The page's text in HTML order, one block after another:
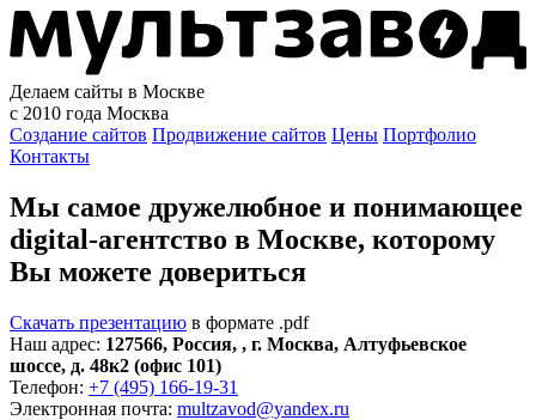
Делаем сайты в Москве
с 2010 года Москва
Создание сайтов Продвижение сайтов Цены Портфолио
Контакты
Мы самое дружелюбное и понимающее
digital-агентство в Москве, которому
Вы можете довериться
Скачать презентацию в формате .pdf
Наш адрес: 127566, Россия, , г. Москва, Алтуфьевское
шоссе, д. 48к2 (офис 101)
Телефон: +7 (495) 166-19-31
Электронная почта: multzavod@yandex.ru